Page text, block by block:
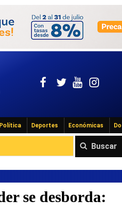
Política Deportes Económicas
Buscar
se desborda: